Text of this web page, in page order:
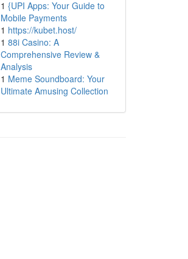
1 {UPI Apps: Your Guide to
Mobile Payments
1 https://kubet.host/
1 88i Casino: A
Comprehensive Review &
Analysis
1 Meme Soundboard: Your
Ultimate Amusing Collection